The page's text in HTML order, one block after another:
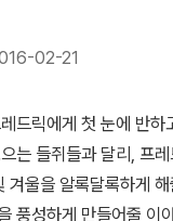
고, 이야기거리를 모으
그의 모습은 분명 일을
기나긴 겨울이 찾아오
조금씩 양식이 떨어지
르기 시작했다. 프레드
리를 풀어놓으며 무료
는데, 이 동화책을 읽
02-21
드릭에게 첫 눈에 반하
는 들쥐들과 달리, 프
겨울을 알록달록하게
풍성하게 만들어줄 이